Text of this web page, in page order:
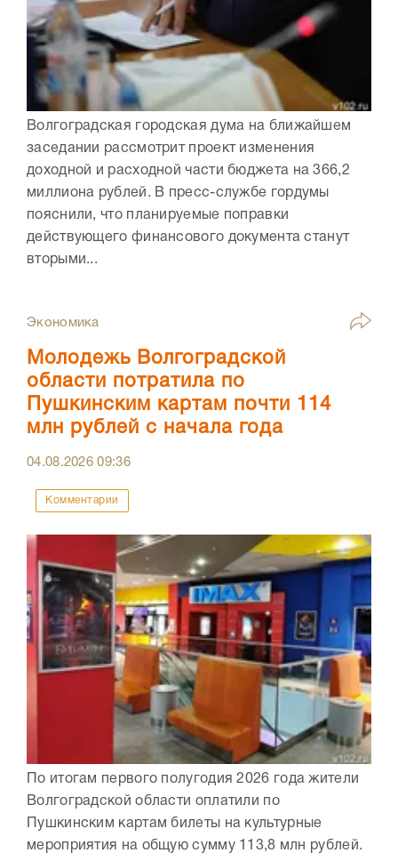
Волгоградская городская дума на ближайшем
заседании рассмотрит проект изменения
доходной и расходной части бюджета на 366,2
миллиона рублей. В пресс-службе гордумы
пояснили, что планируемые поправки
действующего финансового документа станут
вторыми...
Экономика
Молодежь Волгоградской
области потратила по
Пушкинским картам почти 114
млн рублей с начала года
04.08.202609:36
Комментарии
По итогам первого полугодия 2026 года жители
Волгоградской области оплатили по
Пушкинским картам билеты на культурные
мероприятия на общую сумму 113,8 млн рублей.